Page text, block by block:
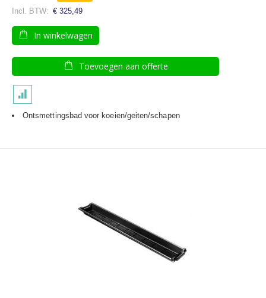
€ 325,49
In winkelwagen
Toevoegen aan offerte
Ontsmettingsbad voor koeien/geiten/schapen